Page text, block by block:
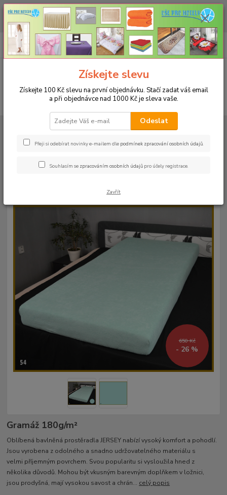
CHCETE NAKOUPIT VĚTŠÍ MNOŽSTVÍ NAŠICH PRODUKTŮ ZA LEPŠÍ
CENU? Klikněte ZDE
CZK
+420 773 794 023
Pondělí-pátek 9-16 hodin
0ks
za0 Kč
PROSTĚRADLA
Bavlněné prostěradla JERSEY s gumou - 45 barev
54 akvamarin
Bavlněné prostěradlo JERSEY
650 Kč
- 26 %
Gramáž 180g/m²­
Oblíbená bavlněná prostěradla JERSEY nabízí vysoký komfort a pohodlí.
Jsou vyrobena z odolného a snadno udržovatelného materiálu s
velmi příjemným povrchem. Svou popularitu si vysloužila hned z
několika důvodů. Mohou být vkusným barevným doplňkem v ložnici,
jsou prodyšná, mají vysokou savost a chrán... celý popis
Získejte slevu
Získejte 100 Kč slevu na první objednávku. Stačí zadat váš email
a při objednávce nad 1000 Kč je sleva vaše.
Odeslat
Přeji si odebírat novinky e-mailem dle podmínek zpracování osobních údajů.
Souhlasím se zpracováním osobních údajů pro účely registrace.
Zavřít